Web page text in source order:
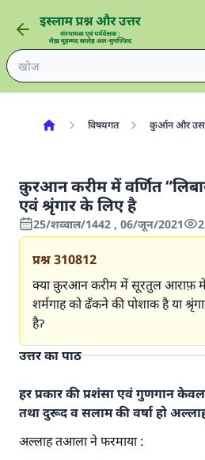
विषयगत कुर्आन और
क़ुरआन करीम में वर्णित
एवं श्रृंगार के लिए है
25/शव्वाल/1442 , 06/जून/2021
प्रश्न310812
क्या क़ुरआन करीम में सूरतुल आराफ़ में
शर्मगाह को ढँकने की पोशाक है या
हैॽ
उत्तर का पाठ
हर प्रकार की प्रशंसा एवं गुणगान
तथा दुरूद व सलाम की वर्षा हो
अल्लाह तआला ने फरमाया :